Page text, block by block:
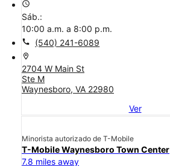
access_time
Sáb.:
10:00 a.m. a 8:00 p.m.
call (540) 241-6089
location_on
2704 W Main St
Ste M
Waynesboro, VA 22980
Ver
Minorista autorizado de T-Mobile
T-Mobile Waynesboro Town Center
7.8 miles away